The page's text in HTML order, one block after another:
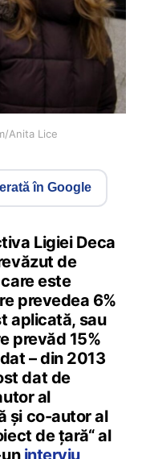
Anita Lice
în Google
Ligiei Deca
de
este
prevedea 6%
aplicată, sau
prevăd 15%
– din 2013
dat de
al
și co-autor al
de țară“ al
interviu